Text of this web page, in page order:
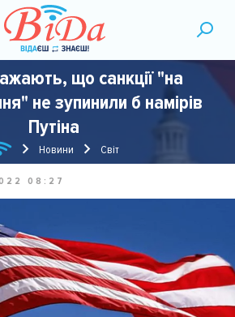
що санкції "на
не зупинили б намірів
Путіна
Новини Світ
08:27